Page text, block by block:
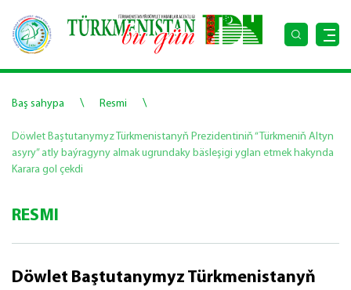
Baş sahypa \ Resmi \
Döwlet Baştutanymyz Türkmenistanyň Prezidentiniň “Türkmeniň Altyn
asyry” atly baýragyny almak ugrundaky bäsleşigi yglan etmek hakynda
Karara gol çekdi
RESMI
Döwlet Baştutanymyz Türkmenistanyň